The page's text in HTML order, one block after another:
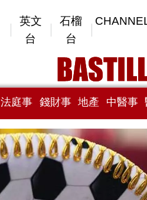
英文
台
石榴
台
法庭事 錢財事 地產 中醫事